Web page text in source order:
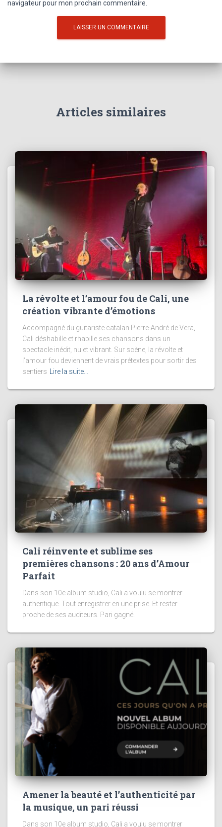
navigateur pour mon prochain commentaire.
Articles similaires
La révolte et l’amour fou de Cali, une
création vibrante d’émotions
Accompagné du guitariste catalan Pierre-André de Vera,
Cali déshabille et rhabille ses chansons dans un
spectacle inédit, nu et vibrant. Sur scène, la révolte et
l’amour fou deviennent de vrais prétextes pour sortir des
sentiers
Lire la suite…
Cali réinvente et sublime ses
premières chansons : 20 ans d’Amour
Parfait
Dans son 10e album studio, Cali a voulu se montrer
authentique. Tout enregistrer en une prise. Et rester
proche de ses auditeurs. Pari gagné.
Amener la beauté et l’authenticité par
la musique, un pari réussi
Dans son 10e album studio, Cali a voulu se montrer